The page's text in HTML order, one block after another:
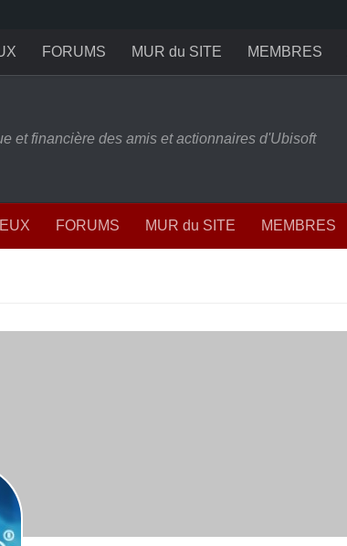
FORUMS MUR du SITE MEMBRES
et financière des amis et actionnaires d'Ubisoft
FORUMS MUR du SITE MEMBRES